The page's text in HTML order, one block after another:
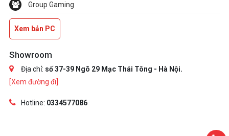
Group Gaming
Xem bản PC
Showroom
Địa chỉ: số 37-39 Ngõ 29 Mạc Thái Tông - Hà Nội.
[Xem đường đi]
Hotline: 0334577086